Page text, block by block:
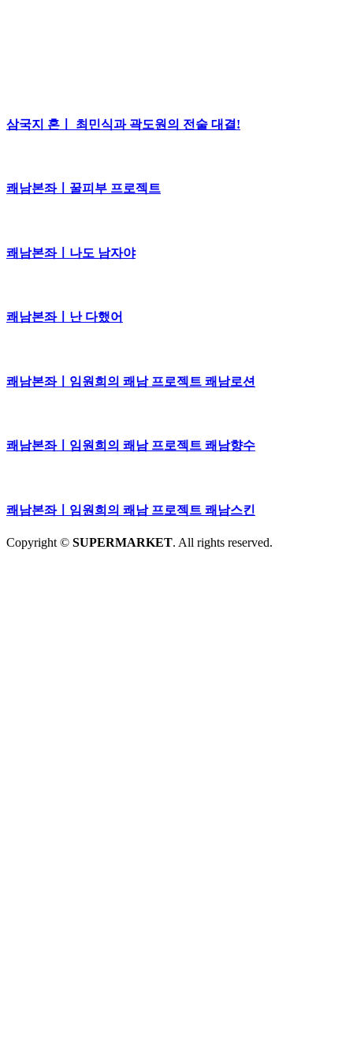
삼국지 혼ㅣ 최민식과 곽도원의 전술 대결!
쾌남본좌ㅣ꿀피부 프로젝트
쾌남본좌ㅣ나도 남자야
쾌남본좌ㅣ난 다했어
쾌남본좌ㅣ임원희의 쾌남 프로젝트 쾌남로션
쾌남본좌ㅣ임원희의 쾌남 프로젝트 쾌남향수
쾌남본좌ㅣ임원희의 쾌남 프로젝트 쾌남스킨
Copyright © SUPERMARKET. All rights reserved.